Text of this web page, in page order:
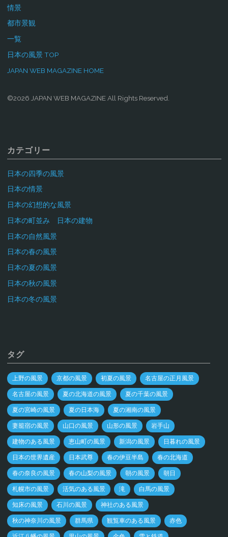
情景
都市景観
一覧
日本の風景 TOP
JAPAN WEB MAGAZINE HOME
©2026 JAPAN WEB MAGAZINE All Rights Reserved.
カテゴリー
日本の四季の風景
日本の情景
日本の幻想的な風景
日本の町並み 日本の建物
日本の自然風景
日本の春の風景
日本の夏の風景
日本の秋の風景
日本の冬の風景
タグ
上野の風景 京都の風景 初夏の風景 名古屋の正月風景
名古屋の風景 夏の北海道の風景 夏の千葉の風景
夏の宮崎の風景 夏の日本海 夏の湘南の風景
妻籠宿の風景 山口の風景 山形の風景 岩手山
建物のある風景 恵山町の風景 新潟の風景 日暮れの風景
日本の世界遺産 日本武尊 春の伊豆半島 春の北海道
春の奈良の風景 春の山梨の風景 朝の風景 朝日
札幌市の風景 活気のある風景 滝 白馬の風景
知床の風景 石川の風景 神社のある風景
秋の神奈川の風景 群馬県 観覧車のある風景 赤色